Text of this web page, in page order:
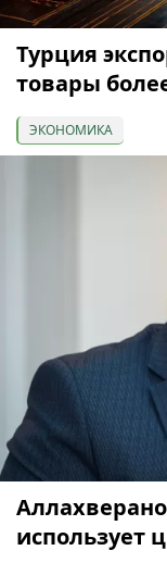
Турция
товары
ЭКОНОМИКА
использует